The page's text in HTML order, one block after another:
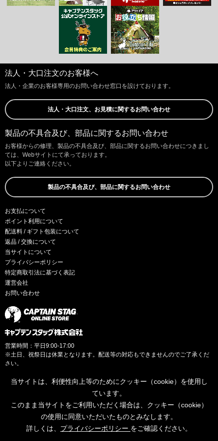
法人・大口注文のお客様へ
法人・企業のお客様専用のお問い合わせ窓口を設けております。
法人・大口注文、お見積に関するお問い合わせ
製品の不具合及び、部品に関するお問い合わせ
お客様からの修理、製品の不具合及び、部品に関するお問い合わせにつきまし
ては、Webサイトにて承っております。
以下よりご連絡ください。
製品の不具合及び、部品に関するお問い合わせ
お支払について
ポイント利用について
配送料 / ギフト包装について
返品 / 交換について
当サイトについて
プライバシーポリシー
特定商取引法に基づく表記
運営会社
お問い合わせ
営業時間：平日9:00-17:00
※土日、祝祭日は休業となります。配送等の対応もできませんのでご了承くだ
さい。
© CAPTAINSTAG Co.Ltd.
当サイトは、利便性向上等のためにクッキー（cookie）を使用し
ています。
このまま当サイトをご利用いただく場合は、クッキー（cookie）
の使用に同意いただいたものとみなします。
詳しくは、 プライバシーポリシー をご確認ください。